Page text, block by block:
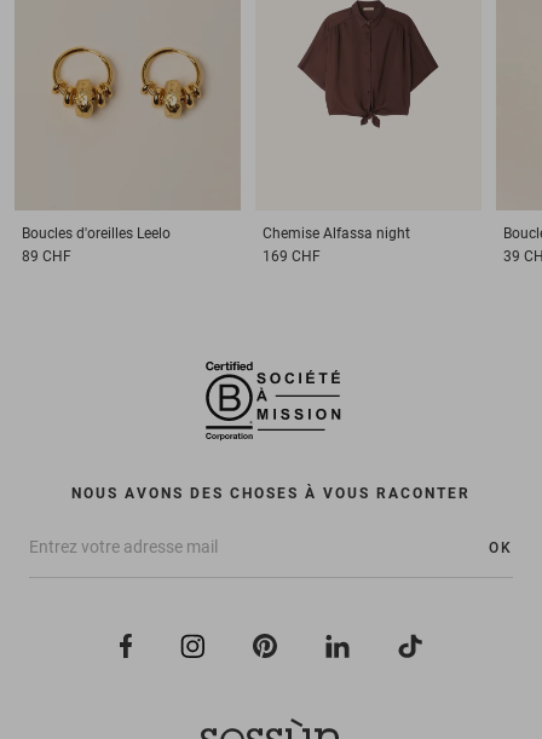
Boucles d'oreilles Leelo
89 CHF
Chemise Alfassa night
169 CHF
39
NOUS AVONS DES CHOSES À VOUS RACONTER
OK